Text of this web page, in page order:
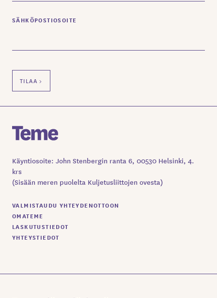
SÄHKÖPOSTIOSOITE
Käyntiosoite: John Stenbergin ranta 6, 00530 Helsinki, 4.
krs
(Sisään meren puolelta Kuljetusliittojen ovesta)
VALMISTAUDU YHTEYDENOTTOON
OMATEME
LASKUTUSTIEDOT
YHTEYSTIEDOT